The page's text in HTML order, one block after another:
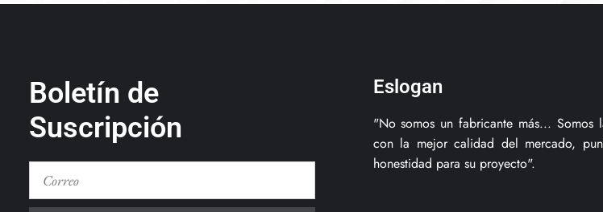
Boletín de
Suscripción
Eslogan
"No somos un fabricante más... Somos
con la mejor calidad del mercado,
honestidad para su proyecto".